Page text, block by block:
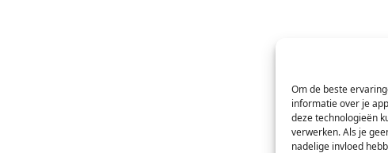
Om de beste
informatie over je
deze technologieën
verwerken. Als je
nadelige invloed